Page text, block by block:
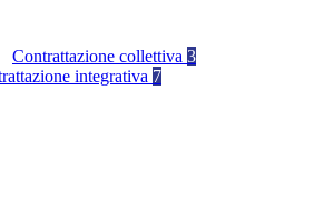
Contrattazione collettiva 3
integrativa 7